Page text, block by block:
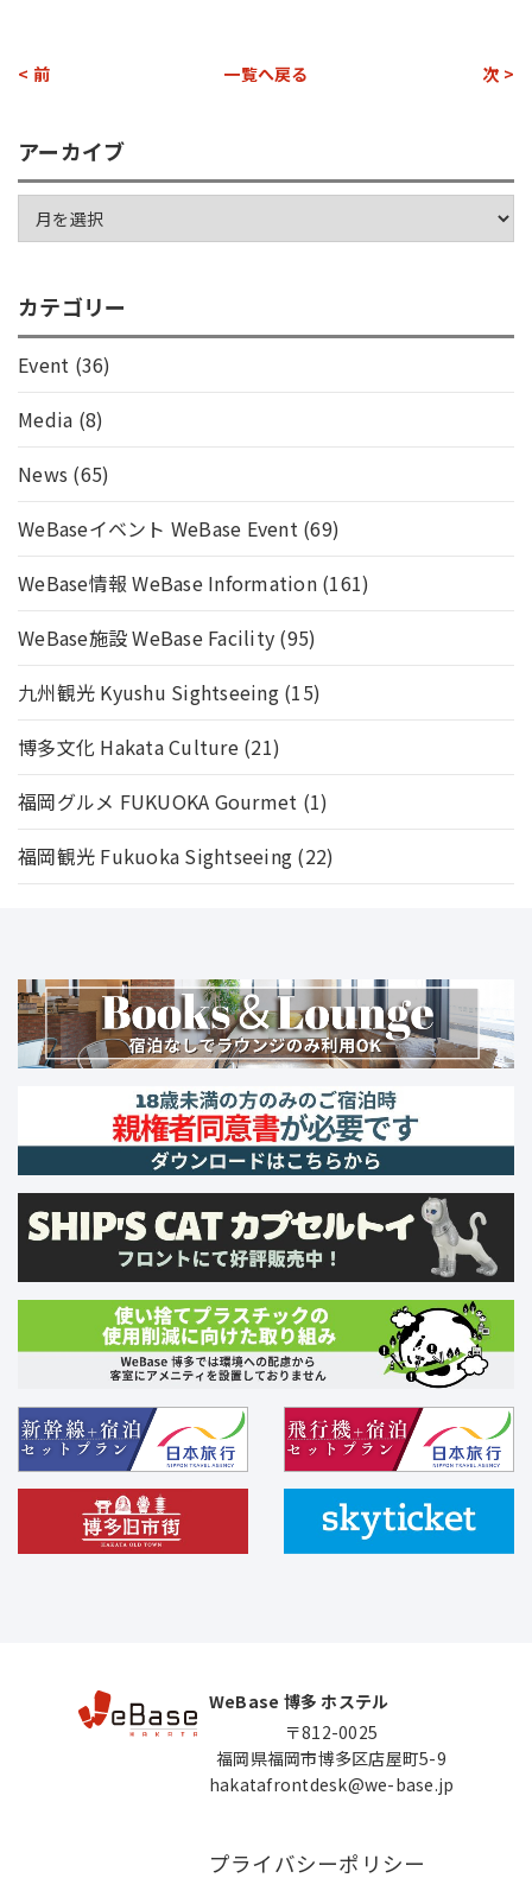
一覧へ戻る
< 前 次 >
アーカイブ
カテゴリー
Event (36)
Media (8)
News (65)
WeBaseイベント WeBase Event (69)
WeBase情報 WeBase Information(161)
WeBase施設 WeBase Facility (95)
九州観光 Kyushu Sightseeing(15)
博多文化 Hakata Culture(21)
福岡グルメ FUKUOKA Gourmet (1)
福岡観光 Fukuoka Sightseeing (22)
WeBase 博多 ホステル
〒812-0025
福岡県福岡市博多区店屋町5-9
hakatafrontdesk@we-base.jp
プライバシーポリシー